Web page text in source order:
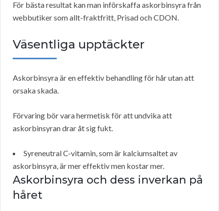
För bästa resultat kan man införskaffa askorbinsyra från
webbutiker som allt-fraktfritt, Prisad och CDON.
Väsentliga upptäckter
Askorbinsyra är en effektiv behandling för hår utan att
orsaka skada.
Förvaring bör vara hermetisk för att undvika att
askorbinsyran drar åt sig fukt.
Syreneutral C-vitamin, som är kalciumsaltet av
askorbinsyra, är mer effektiv men kostar mer.
Askorbinsyra och dess inverkan på
håret